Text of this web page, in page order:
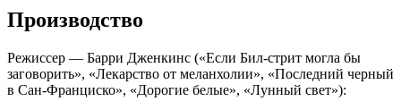
Производство
Режиссер — Барри Дженкинс («Если Бил-стрит могла бы
заговорить», «Лекарство от меланхолии», «Последний черный
в Сан-Франциско», «Дорогие белые», «Лунный свет»):